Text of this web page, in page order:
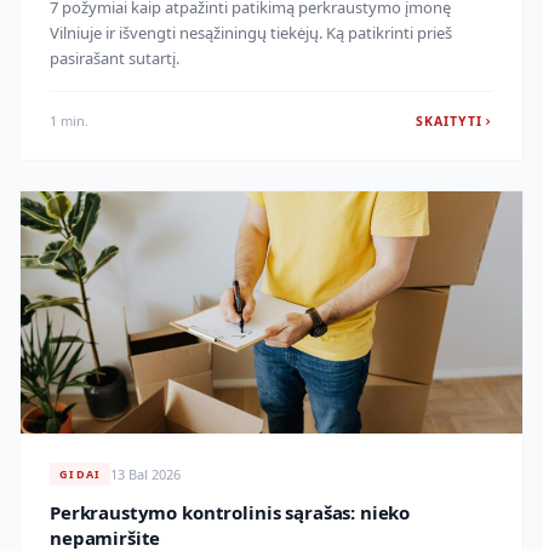
7 požymiai kaip atpažinti patikimą perkraustymo įmonę
Vilniuje ir išvengti nesąžiningų tiekėjų. Ką patikrinti prieš
pasirašant sutartį.
1 min. SKAITYTI
GIDAI 13 Bal 2026
Perkraustymo kontrolinis sąrašas: nieko
nepamiršite